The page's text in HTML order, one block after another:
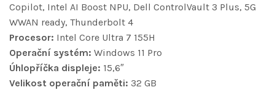
Copilot, Intel AI Boost NPU, Dell ControlVault 3 Plus, 5G
WWAN ready, Thunderbolt 4
Procesor: Intel Core Ultra 7 155H
Operační systém: Windows 11 Pro
Úhlopříčka displeje: 15,6″
Velikost operační paměti: 32 GB